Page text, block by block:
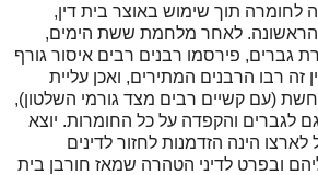
לחומרה תוך שימוש באוצר בית דין,
הראשונה. לאחר מלחמת ששת הימים,
גברים, פירסמו רבנים רבים איסור גורף
זה רבו הרבנים המתירים, ואכן עליית
(עם קשיים רבים מצד גורמי השלטון),
לגברים והקפדה על כל החומרות. יוצא
הינה הזדמנות לחזור לדינים
ובפרט לדיני הטהרה שמאז חורבן בית